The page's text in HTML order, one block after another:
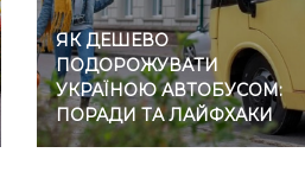
ЯК ДЕШЕВО
ПОДОРОЖУВАТИ
УКРАЇНОЮ АВТОБУСОМ:
ПОРАДИ ТА ЛАЙФХАКИ